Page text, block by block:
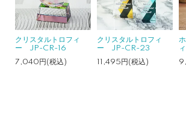
クリスタルトロフィ
ー JP-CR-16
7,040円(税込)
クリスタルトロフィ
ー JP-CR-23
11,495円(税込)